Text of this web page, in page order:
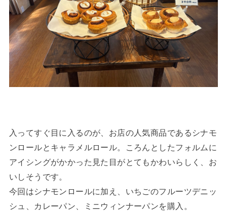
入ってすぐ目に入るのが、お店の人気商品であるシナモ
ンロールとキャラメルロール。ころんとしたフォルムに
アイシングがかかった見た目がとてもかわいらしく、お
いしそうです。
今回はシナモンロールに加え、いちごのフルーツデニッ
シュ、カレーパン、ミニウィンナーパンを購入。